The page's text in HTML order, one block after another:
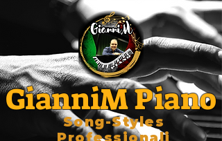
GianniM Piano
Song-Styles